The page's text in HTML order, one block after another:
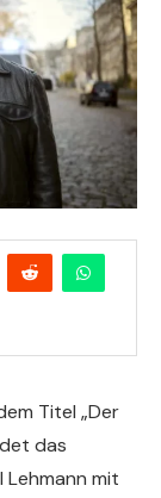
Titel „Der
das
mit